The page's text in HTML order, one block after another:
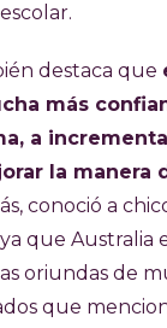
destaca que
más
a
la manera
conoció a
que Australia
oriundas de
que